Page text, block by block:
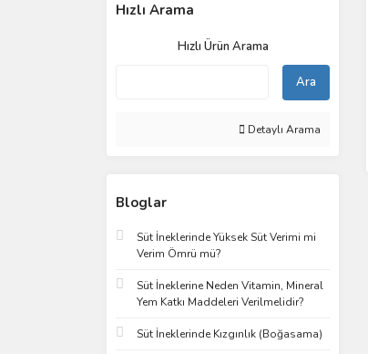
Hızlı Arama
Hızlı Ürün Arama
Ara
Detaylı Arama
Bloglar
Süt İneklerinde Yüksek Süt Verimi mi
Verim Ömrü mü?
Süt İneklerine Neden Vitamin, Mineral
Yem Katkı Maddeleri Verilmelidir?
Süt İneklerinde Kızgınlık (Boğasama)